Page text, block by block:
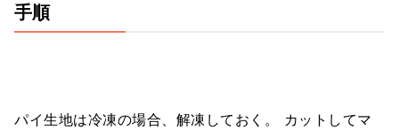
手順
パイ生地は冷凍の場合、解凍しておく。 カットしてマ